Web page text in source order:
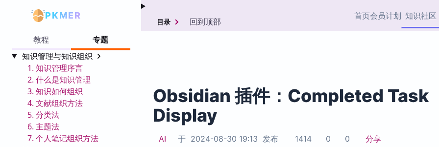
PKMER 首页会员计划 知识社区
协作者
教程
专题
知识管理与知识组织
1. 知识管理序言
2. 什么是知识管理
3. 知识如何组织
4. 文献组织方法
5. 分类法
6. 主题法
7. 个人笔记组织方法
目录 回到顶部
Obsidian 插件：Completed Task
Display
AI 于 2024-08-30 19:13 发布 1414 0 0 分享